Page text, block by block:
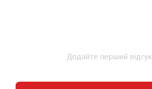
Додайте перший відгук